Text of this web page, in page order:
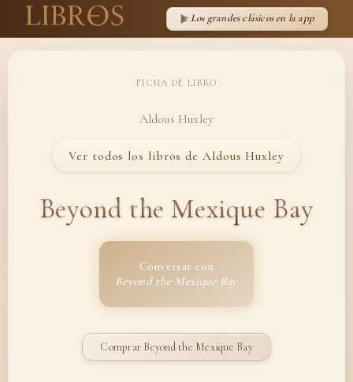
Los grandes clásicos en la app
FICHA DE LIBRO
Aldous Huxley
Ver todos los libros de Aldous Huxley
Beyond the Mexique Bay
Conversar con
Beyond the Mexique Bay
Comprar Beyond the Mexique Bay